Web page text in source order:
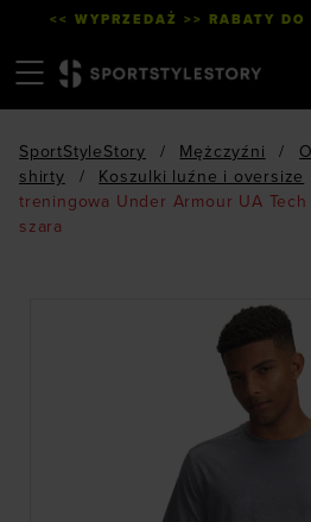
<< WYPRZEDAŻ >> RABATY DO
SportStyleStory / Mężczyźni /
shirty
/ Koszulki luźne i oversize
treningowa Under Armour UA
szara